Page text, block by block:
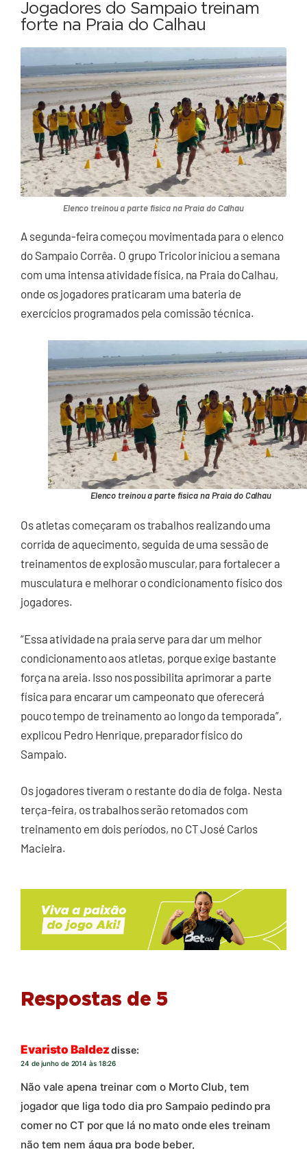
Jogadores do Sampaio treinam
forte na Praia do Calhau
Elenco treinou a parte física na Praia do Calhau
A segunda-feira começou movimentada para o elenco
do Sampaio Corrêa. O grupo Tricolor iniciou a semana
com uma intensa atividade física, na Praia do Calhau,
onde os jogadores praticaram uma bateria de
exercícios programados pela comissão técnica.
Elenco treinou a parte física na Praia do Calhau
Os atletas começaram os trabalhos realizando uma
corrida de aquecimento, seguida de uma sessão de
treinamentos de explosão muscular, para fortalecer a
musculatura e melhorar o condicionamento físico dos
jogadores.
“Essa atividade na praia serve para dar um melhor
condicionamento aos atletas, porque exige bastante
força na areia. Isso nos possibilita aprimorar a parte
física para encarar um campeonato que oferecerá
pouco tempo de treinamento ao longo da temporada”,
explicou Pedro Henrique, preparador físico do
Sampaio.
Os jogadores tiveram o restante do dia de folga. Nesta
terça-feira, os trabalhos serão retomados com
treinamento em dois períodos, no CT José Carlos
Macieira.
Respostas de 5
Evaristo Baldez disse:
24 de junho de 2014 às 18:26
Não vale apena treinar com o Morto Club, tem
jogador que liga todo dia pro Sampaio pedindo pra
comer no CT por que lá no mato onde eles treinam
não tem nem água pra bode beber,